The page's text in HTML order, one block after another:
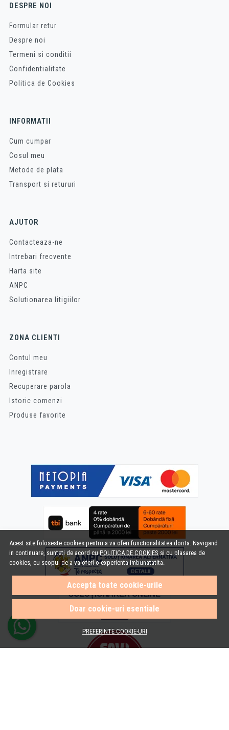
Acest site foloseste cookies pentru a va oferi functionalitatea dorita. Navigand
in continuare, sunteti de acord cuPOLITICA DE COOKIES si cu plasarea de
cookies, cu scopul de a va oferi o experienta imbunatatita.
Accepta toate cookie-urile
Doar cookie-uri esentiale
PREFERINTE COOKIE-URI
DESPRE NOI
Formular retur
Despre noi
Termeni si conditii
Confidentialitate
Politica de Cookies
INFORMATII
Cum cumpar
Cosul meu
Metode de plata
Transport si retururi
AJUTOR
Contacteaza-ne
Intrebari frecvente
Harta site
ANPC
Solutionarea litigiilor
ZONA CLIENTI
Contul meu
Inregistrare
Recuperare parola
Istoric comenzi
Produse favorite